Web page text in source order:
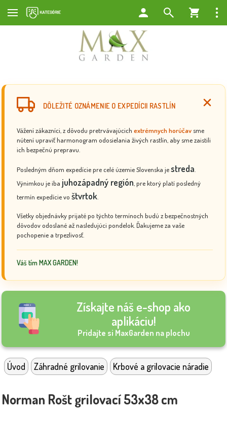
DÔLEŽITÉ OZNÁMENIE O EXPEDÍCII RASTLÍN
Vážení zákazníci, z dôvodu pretrvávajúcich extrémnych horúčav sme
nútení upraviť harmonogram odosielania živých rastlín, aby sme zaistili
ich bezpečnú prepravu.
Posledným dňom expedície pre celé územie Slovenska jestreda
Výnimkou je iba juhozápadný región , pre ktorý platí posledný
termín expedície vo štvrtok
Všetky objednávky prijaté po týchto termínoch budú z bezpečnostných
dôvodov odoslané až nasledujúci pondelok. Ďakujeme za vaše
pochopenie a trpezlivosť.
Váš tím MAX GARDEN!
Získajte náš e-shop ako
aplikáciu!
Pridajte si MaxGarden na plochu
Úvod Záhradné grilovanie Krbové a grilovacie náradie
Norman Rošt grilovací 53x38 cm